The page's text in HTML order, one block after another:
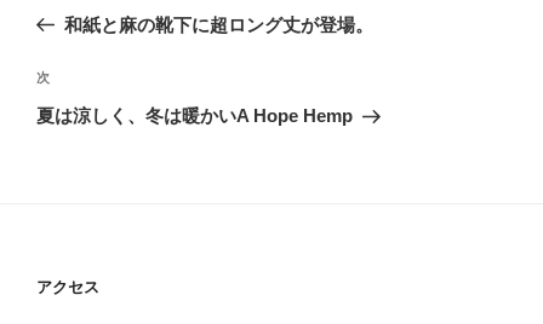
ビ
ゲ
去
投
稿
和紙と麻の靴下に超ロング丈が登場。
次
の
次
夏は涼しく、冬は暖かいA Hope Hemp
アクセス